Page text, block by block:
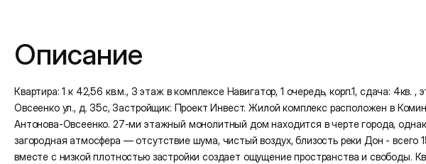
Описание
Квартира: 1 к 42,56 кв.м., 3 этаж в комплексе Навигатор, 1 очередь, корп.1, сдача: 4кв.
Овсеенко ул., д. 35с, Застройщик: Проект Инвест. Жилой комплекс расположен в
Антонова-Овсеенко. 27-ми этажный монолитный дом находится в черте города,
загородная атмосфера — отсутствие шума, чистый воздух, близость реки Дон - всего
вместе с низкой плотностью застройки создает ощущение пространства и свободы.